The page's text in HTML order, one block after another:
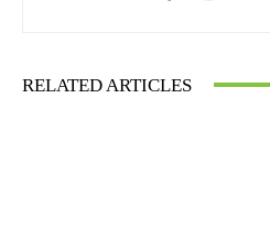
RELATED ARTICLES